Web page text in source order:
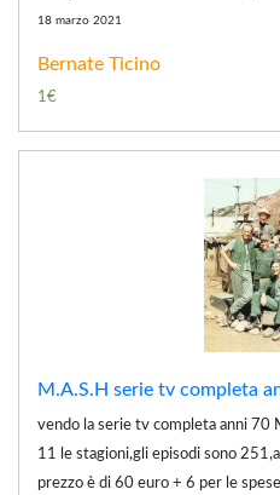
18 marzo 2021
Bernate Ticino
1€
M.A.S.H serie tv completa
vendo la serie tv completa anni 70
11 le stagioni,gli episodi sono
prezzo è di 60 euro + 6 per le